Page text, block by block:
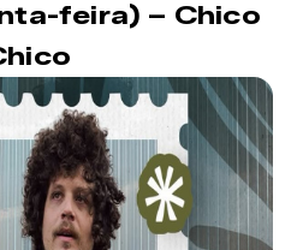
feira) – Chico